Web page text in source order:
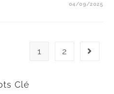
04/09/2025
1 2
Clé